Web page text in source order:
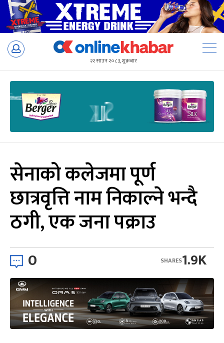
Skip
२२ साउन २०८३, शुक्रबार
सेनाको कलेजमा पूर्ण
छात्रवृत्ति नाम निकाल्ने भन्दै
ठगी, एक जना पक्राउ
0 1.9K
SHARES